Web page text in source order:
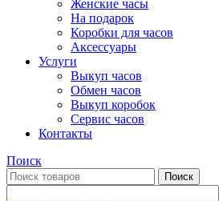
Женские часы
На подарок
Коробки для часов
Аксессуары
Услуги
Выкуп часов
Обмен часов
Выкуп коробок
Сервис часов
Контакты
Поиск
Поиск